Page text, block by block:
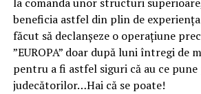
beneficia astfel din plin de
făcut să declanșeze o operațiune
”EUROPA” doar după luni întregi de
pentru a fi astfel siguri că au ce pune
judecătorilor…Hai că se poate!